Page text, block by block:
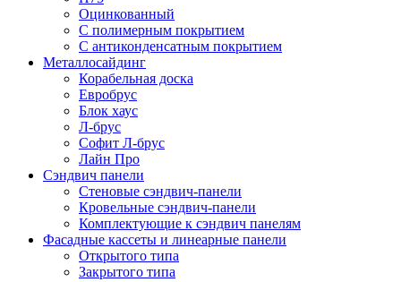
Оцинкованный
С полимерным покрытием
С антиконденсатным покрытием
Металлосайдинг
Корабельная доска
Евробрус
Блок хаус
Л-брус
Софит Л-брус
Лайн Про
Сэндвич панели
Стеновые сэндвич-панели
Кровельные сэндвич-панели
Комплектующие к сэндвич панелям
Фасадные кассеты и линеарные панели
Открытого типа
Закрытого типа